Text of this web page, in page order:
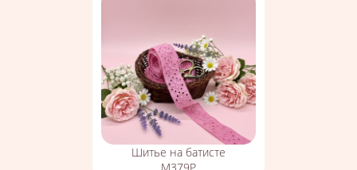
Шитье на батисте